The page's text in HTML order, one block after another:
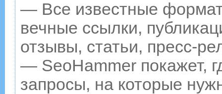
— Все известные
вечные ссылки,
отзывы, статьи, пресс-
— SeoHammer покажет,
запросы, на которые